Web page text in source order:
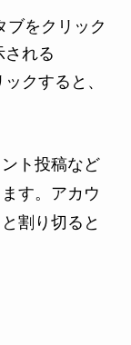
ブをクリック
される
クすると、
ト投稿など
す。アカウ
割り切ると